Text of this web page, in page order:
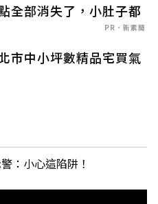
全部消失了，小肚子都
PR．新素簡
市中小坪數精品宅買氣
：小心這陷阱！